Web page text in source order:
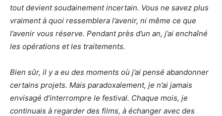
tout devient soudainement incertain. Vous ne savez plus
vraiment à quoi ressemblera l’avenir, ni même ce que
l’avenir vous réserve. Pendant près d’un an, j’ai enchaîné
les opérations et les traitements.
Bien sûr, il y a eu des moments où j’ai pensé abandonner
certains projets. Mais paradoxalement, je n’ai jamais
envisagé d’interrompre le festival. Chaque mois, je
continuais à regarder des films, à échanger avec des